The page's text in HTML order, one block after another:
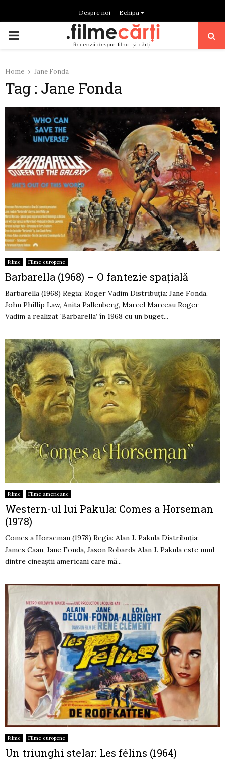
Despre noi Echipa
PRIMARY
Home Jane Fonda
Tag : Jane Fonda
Filme Filme europene
Barbarella (1968) – O fantezie spațială
Barbarella (1968) Regia: Roger Vadim Distribuția: Jane Fonda,
John Phillip Law, Anita Pallenberg, Marcel Marceau Roger
Vadim a realizat ‘Barbarella’ în 1968 cu un buget...
Filme Filme americane
Western-ul lui Pakula: Comes a Horseman
(1978)
Comes a Horseman (1978) Regia: Alan J. Pakula Distribuția:
James Caan, Jane Fonda, Jason Robards Alan J. Pakula este unul
dintre cineaștii americani care mă...
Filme Filme europene
Un triunghi stelar: Les félins (1964)